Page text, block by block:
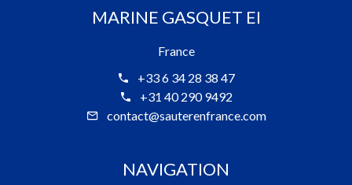
MARINE GASQUET EI
France
+33 6 34 28 38 47
+31 40 290 9492
contact@sauterenfrance.com
NAVIGATION